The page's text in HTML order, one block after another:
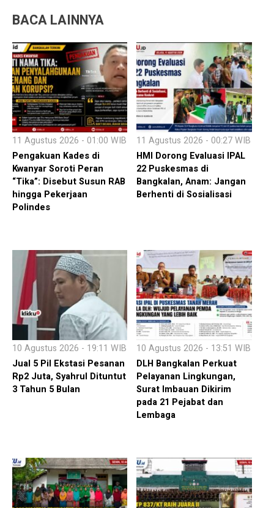
BACA LAINNYA
11 Agustus 2026 - 01:00 WIB
Pengakuan Kades di
Kwanyar Soroti Peran
“Tika”: Disebut Susun RAB
hingga Pekerjaan
Polindes
11 Agustus 2026 - 00:27 WIB
HMI Dorong Evaluasi IPAL
22 Puskesmas di
Bangkalan, Anam: Jangan
Berhenti di Sosialisasi
10 Agustus 2026 - 19:11 WIB
Jual 5 Pil Ekstasi Pesanan
Rp2 Juta, Syahrul Dituntut
3 Tahun 5 Bulan
10 Agustus 2026 - 13:51 WIB
DLH Bangkalan Perkuat
Pelayanan Lingkungan,
Surat Imbauan Dikirim
pada 21 Pejabat dan
Lembaga